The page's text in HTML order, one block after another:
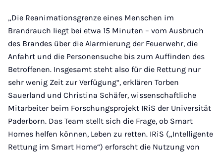
„Die Reanimationsgrenze eines Menschen im
Brandrauch liegt bei etwa 15 Minuten – vom Ausbruch
des Brandes über die Alarmierung der Feuerwehr, die
Anfahrt und die Personensuche bis zum Auffinden des
Betroffenen. Insgesamt steht also für die Rettung nur
sehr wenig Zeit zur Verfügung“, erklären Torben
Sauerland und Christina Schäfer, wissenschaftliche
Mitarbeiter beim Forschungsprojekt IRiS der Universität
Paderborn. Das Team stellt sich die Frage, ob Smart
Homes helfen können, Leben zu retten. IRiS („Intelligente
Rettung im Smart Home“) erforscht die Nutzung von